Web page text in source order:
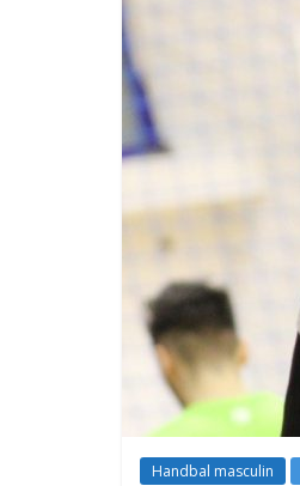
Handbal masculin